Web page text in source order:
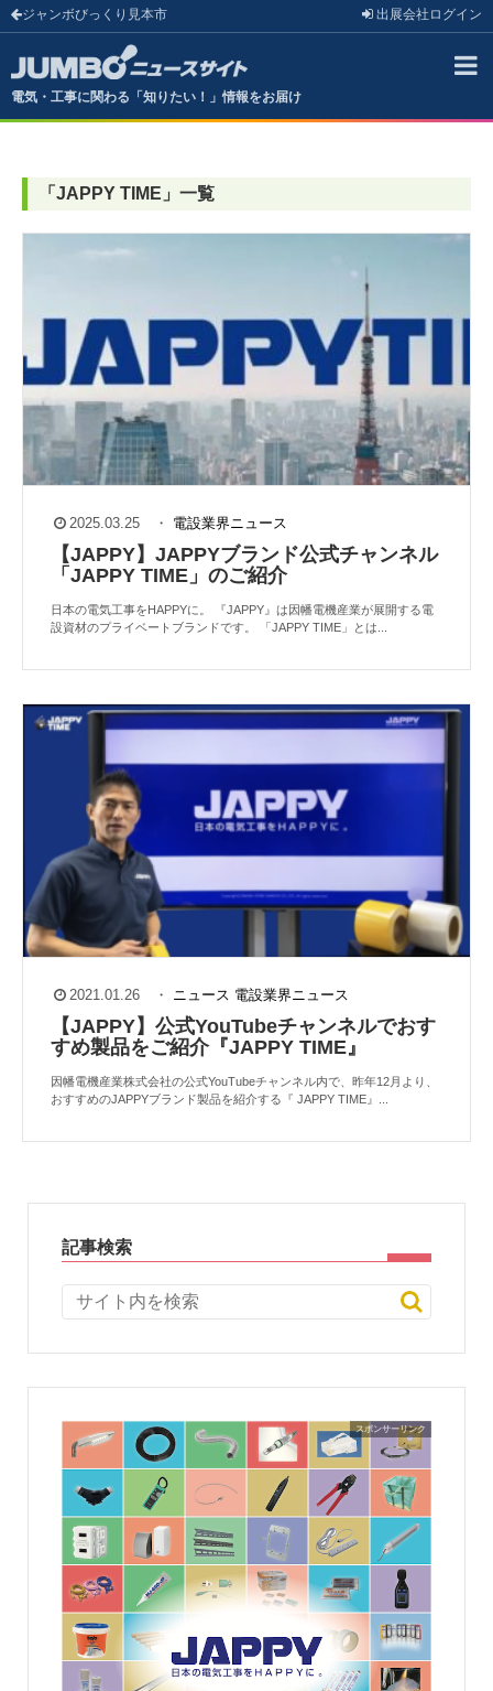
ジャンボびっくり見本市 出展会社 ログイン
電気・工事に関わる「知りたい！」情報をお届け
「 JAPPY TIME 」 一覧
2025.03.25 ・ 電設業界ニュース
【JAPPY】JAPPYブランド公式チャンネル
「JAPPY TIME」のご紹介
日本の電気工事をHAPPYに。 『JAPPY』は因幡電機産業が展開する電
設資材のプライベートブランドです。 「JAPPY TIME」とは...
2021.01.26 ・ ニュース 電設業界ニュース
【JAPPY】公式YouTubeチャンネルでおす
すめ製品をご紹介『JAPPY TIME』
因幡電機産業株式会社の公式YouTubeチャンネル内で、昨年12月より、
おすすめのJAPPYブランド製品を紹介する『 JAPPY TIME』...
記事検索